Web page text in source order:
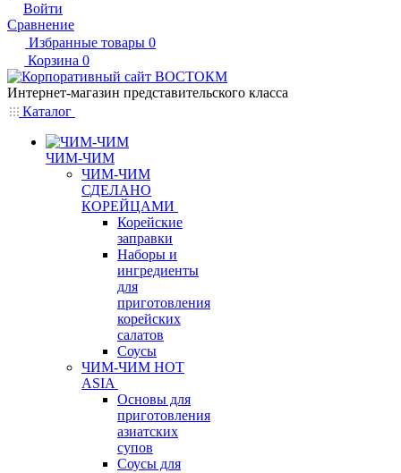
Войти
Сравнение
Избранные товары 0
Корзина 0
Интернет-магазин представительского класса
Каталог
ЧИМ-ЧИМ
ЧИМ-ЧИМ
СДЕЛАНО
КОРЕЙЦАМИ
Корейские
заправки
Наборы и
ингредиенты
для
приготовления
корейских
салатов
Соусы
ЧИМ-ЧИМ HOT
ASIA
Основы для
приготовления
азиатских
супов
Соусы для